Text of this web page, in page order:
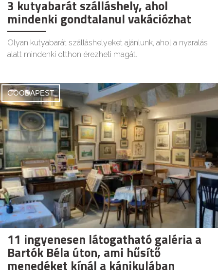
3 kutyabarát szálláshely, ahol
mindenki gondtalanul vakációzhat
Olyan kutyabarát szálláshelyeket ajánlunk, ahol a nyaralás
alatt mindenki otthon érezheti magát.
GOODAPEST
11 ingyenesen látogatható galéria a
Bartók Béla úton, ami hűsítő
menedéket kínál a kánikulában